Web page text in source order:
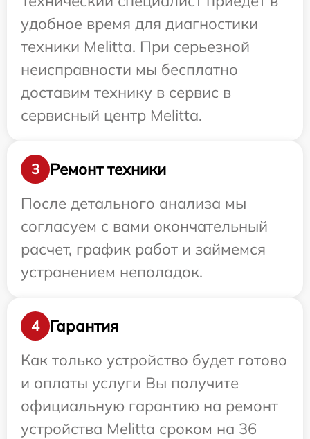
удобное время для диагностики
техники Melitta. При серьезной
неисправности мы бесплатно
доставим технику в сервис в
сервисный центр Melitta.
3
Ремонт техники
После детального анализа мы
согласуем с вами окончательный
расчет, график работ и займемся
устранением неполадок.
4
Гарантия
Как только устройство будет готово
и оплаты услуги Вы получите
официальную гарантию на ремонт
устройства Melitta сроком на 36